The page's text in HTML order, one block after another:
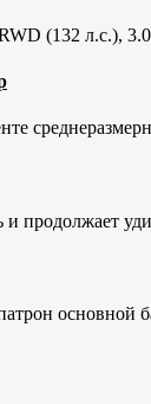
(132 л.с.),
основной